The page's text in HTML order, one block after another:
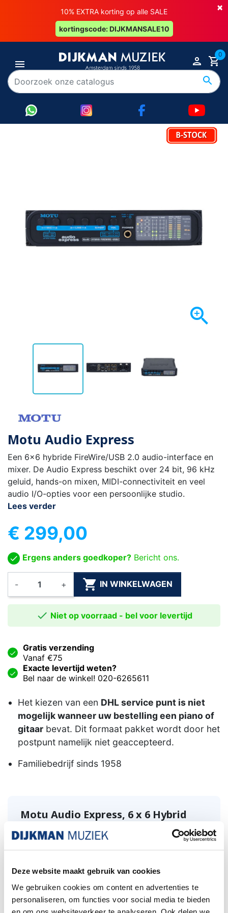
Deze website maakt gebruik van cookies
We gebruiken cookies om content en advertenties te
personaliseren, om functies voor social media te bieden
×
10% EXTRA korting op alle SALE
kortingscode: DIJKMANSALE10
0

Motu Audio Express
Een 6×6 hybride FireWire/USB 2.0 audio-interface en
mixer. De Audio Express beschikt over 24 bit, 96 kHz
geluid, hands-on mixen, MIDI-connectiviteit en veel
audio I/O-opties voor een persoonlijke studio.
Lees verder
€ 299,00
Ergens anders goedkoper? Bericht ons.
- +  IN WINKELWAGEN
 Niet op voorraad - bel voor levertijd
Gratis verzending
Vanaf €75
Exacte levertijd weten?
Bel naar de winkel! 020-6265611
Het kiezen van een DHL service punt is niet
mogelijk wanneer uw bestelling een piano of
gitaar bevat. Dit formaat pakket wordt door het
postpunt namelijk niet geaccepteerd.
Familiebedrijf sinds 1958
Motu Audio Express, 6 x 6 Hybrid
Firewire/USB2 interface, B-Stock
6×6 hybride FireWire/USB 2.0 audio-
over 24 bit, 96 kHz geluid, hands-on mixen,
MIDI-connectiviteit en veel audio I/O-opties